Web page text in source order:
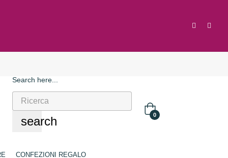
Search here...
search 0
CONFEZIONI REGALO